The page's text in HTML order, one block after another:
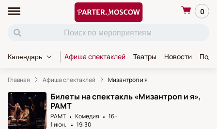
0
Календарь Афиша спектаклей Театры Новости
Главная Афиша спектаклей Мизантроп и я
Билеты на спектакль «Мизантроп и я»,
РАМТ
РАМТ Комедия
16+
1 июн.
19:30